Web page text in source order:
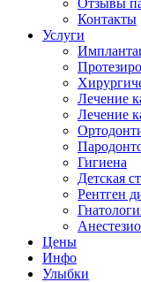
Отзывы
Контакты
Услуги
Лечение
Лечение
Гигиена
Детская
Рентген
Цены
Инфо
Улыбки